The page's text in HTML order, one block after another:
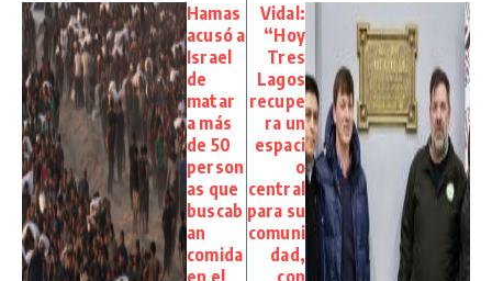
Hamas
acusó a
Israel
de
matar
a más
de 50
person
as que
buscab
an
comida
Vidal:
“Hoy
Tres
Lagos
recupe
ra un
espaci
o
central
para su
comuni
dad,